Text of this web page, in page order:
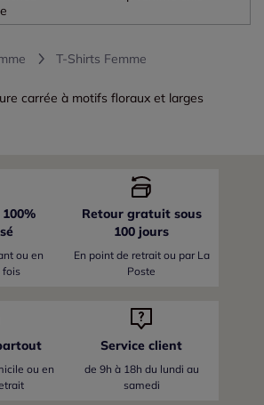
T-Shirts Femme
carrée à motifs floraux et larges
ou en
fois
Retour gratuit sous
100 jours
En point de retrait ou par La
Poste
ou en
Service client
de 9h à 18h du lundi au
samedi